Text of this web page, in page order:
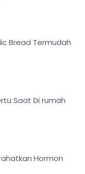
Bread Termudah
Saat Di rumah
Hormon